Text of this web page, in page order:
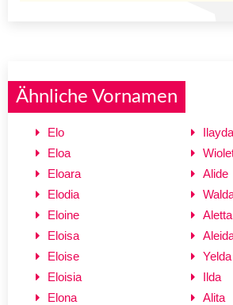
Ähnliche Vornamen
Elo
Eloa
Eloara
Elodia
Eloine
Eloisa
Eloise
Eloisia
Elona
Ilayda
Alide
Aletta
Yelda
Ilda
Alita